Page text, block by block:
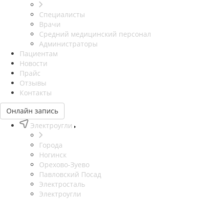
Специалисты
Врачи
Средний медицинский персонал
Администраторы
Пациентам
Новости
Прайс
Отзывы
Контакты
Онлайн запись
Электроугли
Города
Ногинск
Орехово-Зуево
Павловский Посад
Электросталь
Электроугли